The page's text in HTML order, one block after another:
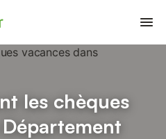
les chèques